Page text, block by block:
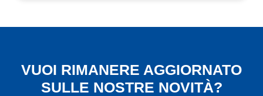
VUOI RIMANERE AGGIORNATO
SULLE NOSTRE NOVITÀ?